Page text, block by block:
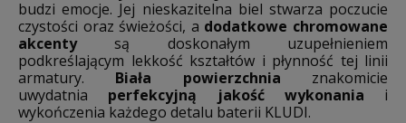
budzi emocje. Jej nieskazitelna biel stwarza poczucie
czystości oraz świeżości, a dodatkowe chromowane
akcentysą doskonałym uzupełnieniem
podkreślającym lekkość kształtów i płynność tej linii
armatury. Biała powierzchnia znakomicie
uwydatnia perfekcyjną jakość wykonania i
wykończenia każdego detalu baterii KLUDI.